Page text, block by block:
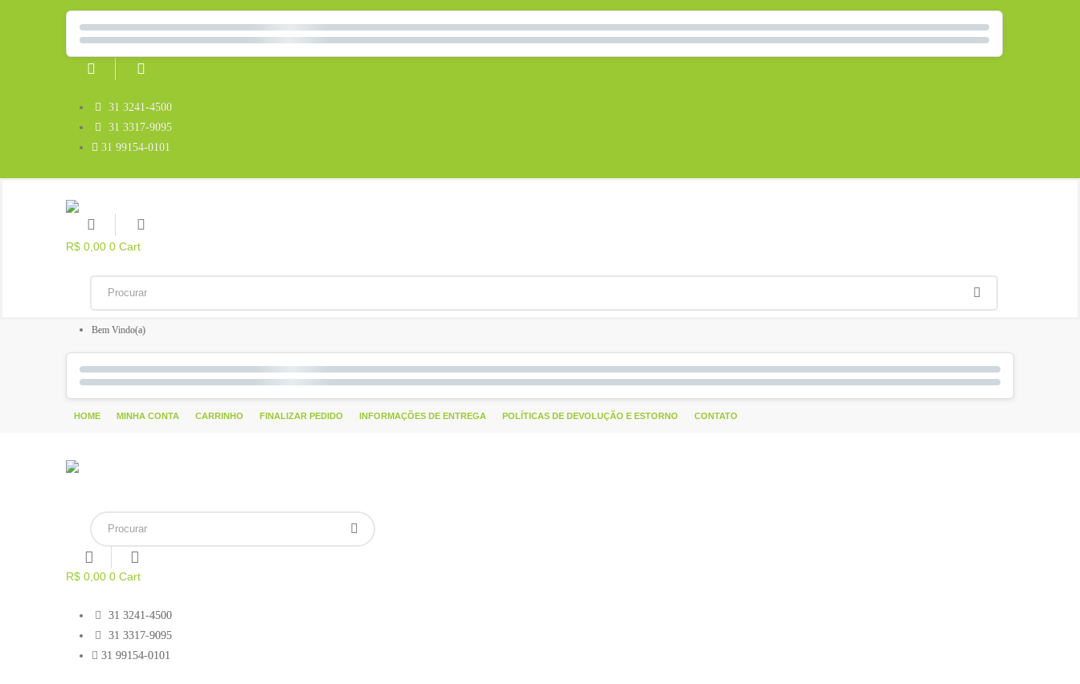
31 3241-4500
31 3317-9095
31 99154-0101
R$ 0,00 0 Cart
Bem Vindo(a)
HOME MINHA CONTA CARRINHO FINALIZAR PEDIDO INFORMAÇÕES DE ENTREGA POLÍTICAS DE DEVOLUÇÃO E ESTORNO CONTATO
R$ 0,00 0 Cart
31 3241-4500
31 3317-9095
31 99154-0101